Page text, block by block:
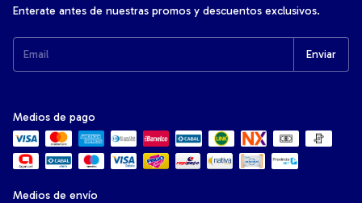
Enterate antes de nuestras promos y descuentos exclusivos.
Medios de pago
Medios de envío